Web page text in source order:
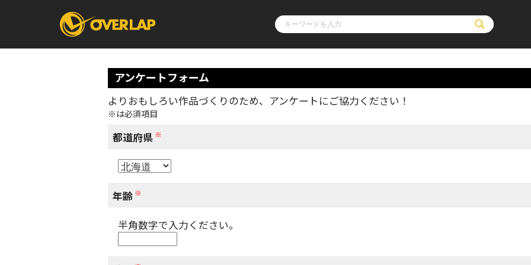
コミック
コミッククリエ
オーバーラップ文庫
アンケートフォーム
よりおもしろい作品づくりのため、アンケートにご協力ください！
※は必須項目
都道府県 ※
年齢 ※
半角数字で入力ください。